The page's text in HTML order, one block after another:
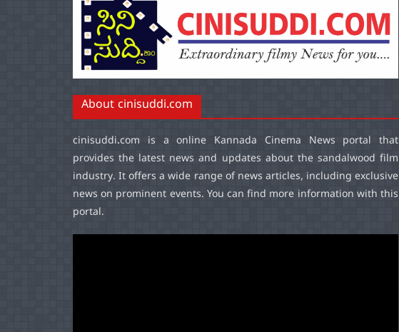
About cinisuddi.com
cinisuddi.com is a online Kannada Cinema News portal that
provides the latest news and updates about the sandalwood film
industry. It offers a wide range of news articles, including exclusive
news on prominent events. You can find more information with this
portal.